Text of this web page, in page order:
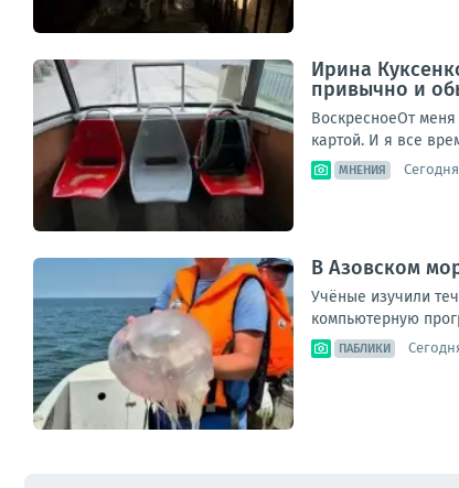
Ирина
привычно и
ВоскресноеОт
картой. И я все
МНЕНИЯ
В Азовском
Учёные изучили
компьютерную
ПАБЛИКИ